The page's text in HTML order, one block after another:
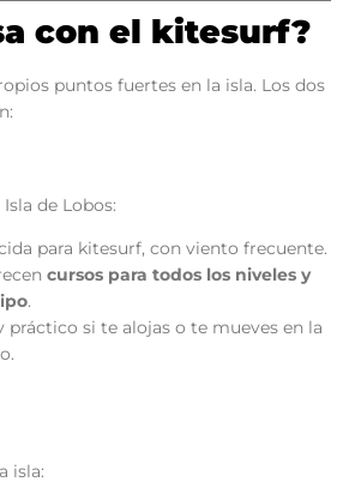
con el kitesurf?
puntos fuertes en la isla. Los dos
de Lobos:
para kitesurf, con viento frecuente.
cursos para todos los niveles y
.
si te alojas o te mueves en la
isla: